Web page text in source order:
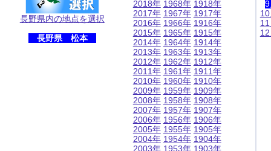
長野県内の地点を選択
長野県 松本
2018年
2017年
2016年
2015年
2014年
2013年
2012年
2011年
2010年
2009年
2008年
2007年
2006年
2005年
2004年
2003年
1968年
1967年
1966年
1965年
1964年
1963年
1962年
1961年
1960年
1959年
1958年
1957年
1956年
1955年
1954年
1953年
1918年
1917年
1916年
1915年
1914年
1913年
1912年
1911年
1910年
1909年
1908年
1907年
1906年
1905年
1904年
1903年